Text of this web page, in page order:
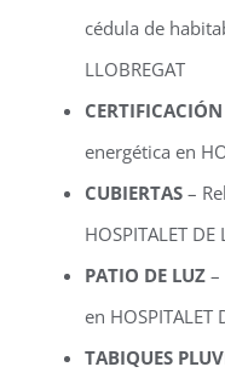
cédula de
LLOBREGAT
energética en
CUBIERTAS –
HOSPITALET DE
PATIO DE LUZ –
en HOSPITALET
TABIQUES